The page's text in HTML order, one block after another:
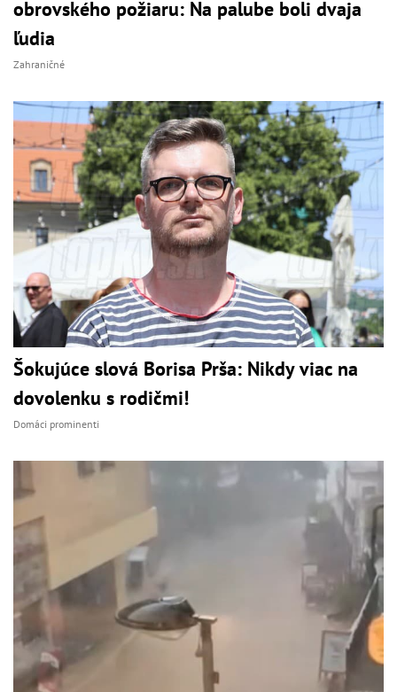
obrovského požiaru: Na palube boli dvaja
ľudia
Zahraničné
Šokujúce slová Borisa Prša: Nikdy viac na
dovolenku s rodičmi!
Domáci prominenti